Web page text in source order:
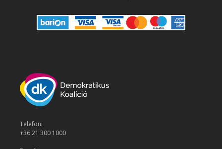
Telefon:
+36 21 300 1000